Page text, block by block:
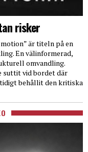
risker
är titeln på en
En välinformerad,
omvandling.
suttit vid bordet där
behållit den kritiska